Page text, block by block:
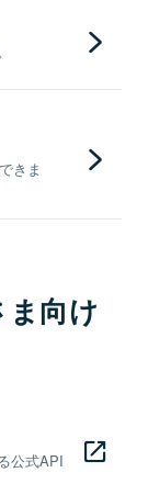
きま
向け
公式API